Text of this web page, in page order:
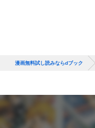
漫画無料試し読みならdブック